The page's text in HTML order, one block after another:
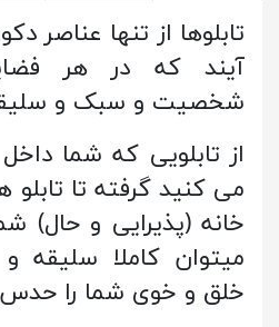
تابلوها از تنها عناصر
آیند که در هر
شخصیت و سبک و
از تابلویی که شما
می کنید گرفته تا تابلو
خانه (پذیرایی و حال)
میتوان کاملا
خلق و خوی شما را حدس